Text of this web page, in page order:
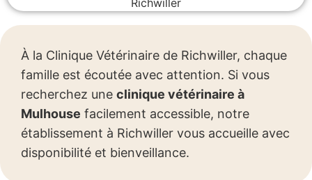
À la Clinique Vétérinaire de Richwiller, chaque
famille est écoutée avec attention. Si vous
recherchez une clinique vétérinaire à
Mulhouse facilement accessible, notre
établissement à Richwiller vous accueille avec
disponibilité et bienveillance.